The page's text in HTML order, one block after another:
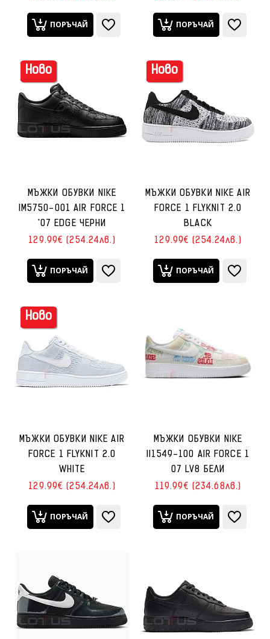
ПОРЪЧАЙ ПОРЪЧАЙ
Ново
МЪЖКИ ОБУВКИ NIKE
IM5750-001 AIR FORCE 1
'07 EDGE ЧЕРНИ
129.99€ (254.24лв.)
ПОРЪЧАЙ
Ново
МЪЖКИ ОБУВКИ NIKE AIR
FORCE 1 FLYKNIT 2.0
BLACK
129.99€ (254.24лв.)
ПОРЪЧАЙ
Ново
МЪЖКИ ОБУВКИ NIKE AIR
FORCE 1 FLYKNIT 2.0
WHITE
129.99€ (254.24лв.)
ПОРЪЧАЙ
МЪЖКИ ОБУВКИ NIKE
II1549-100 AIR FORCE 1
07 LV8 БЕЛИ
119.99€ (234.68лв.)
ПОРЪЧАЙ